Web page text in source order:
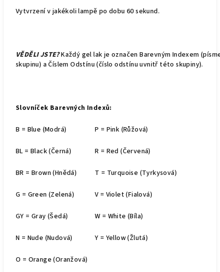
Vytvrzení v jakékoli lampě po dobu 60 sekund.
VĚDĚLI JSTE?Každý gel lak je označen Barevným Indexem
skupinu) a Číslem Odstínu (číslo odstínu uvnitř této skupiny).
Slovníček Barevných Indexů:
B = Blue (Modrá) P = Pink (Růžová)
BL = Black (Černá) R = Red (Červená)
BR = Brown (Hnědá) T = Turquoise (Tyrkysová)
G = Green (Zelená) V = Violet (Fialová)
GY = Gray (Šedá) W = White (Bíla)
N = Nude (Nudová) Y = Yellow (Žlutá)
O = Orange (Oranžová)